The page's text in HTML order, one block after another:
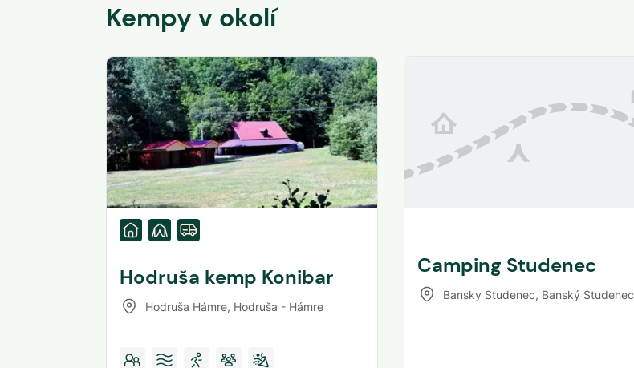
Kempy v okolí
Hodruša kemp Konibar
Hodruša Hámre, Hodruša - Hámre
Camping Studenec
Bansky Studenec, Banský Studenec